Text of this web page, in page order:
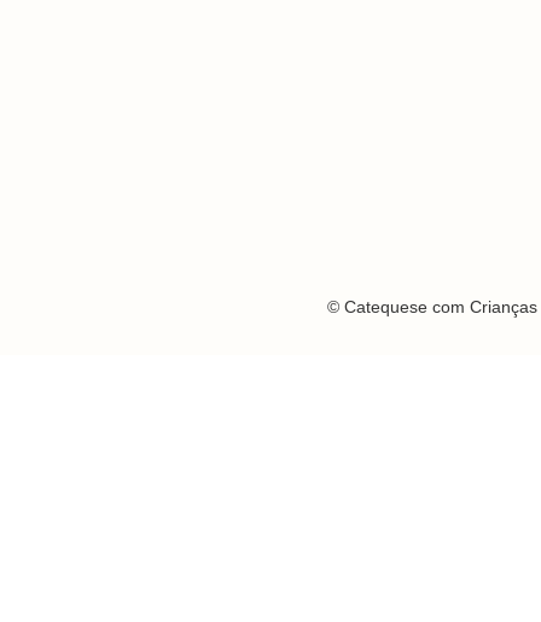
© Catequese com